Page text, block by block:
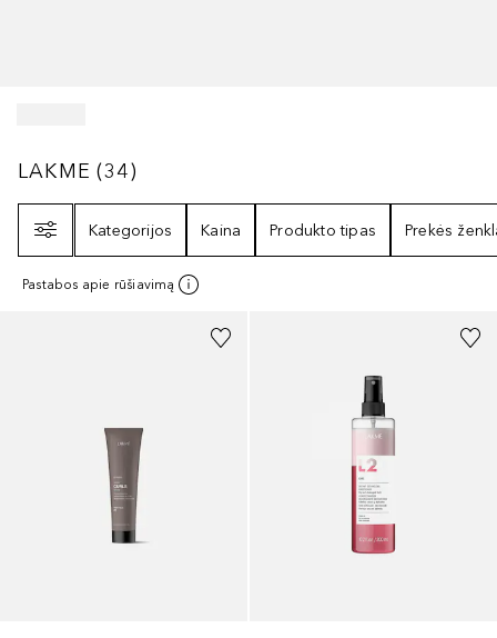
LAKME34
LAKME (34)
Kategorijos
Kaina Produkto tipas Prekės
Pastabos apie rūšiavimą